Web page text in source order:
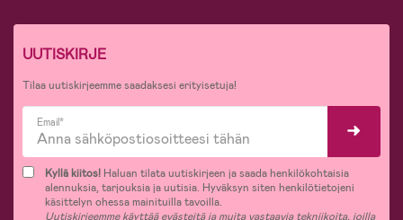
UUTISKIRJE
Tilaa uutiskirjeemme saadaksesi erityisetuja!
Email*
Kyllä kiitos! Haluan tilata uutiskirjeen ja saada henkilökohtaisia
alennuksia, tarjouksia ja uutisia. Hyväksyn siten henkilötietojeni
käsittelyn ohessa mainituilla tavoilla.
Uutiskirjeemme käyttää evästeitä ja muita vastaavia tekniikoita, joilla